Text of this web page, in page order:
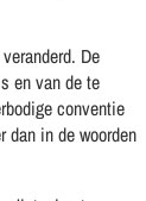
De
en van de te
conventie
dan in de woorden